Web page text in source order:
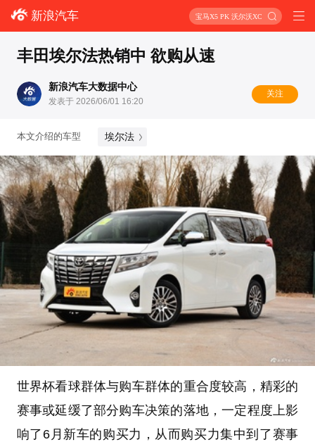
新浪汽车 宝马X5 PK 沃尔沃XC90
丰田埃尔法热销中 欲购从速
新浪汽车大数据中心
发表于 2026/06/01 16:20
关注
本文介绍的车型 埃尔法
世界杯看球群体与购车群体的重合度较高，精彩的
赛事或延缓了部分购车决策的落地，一定程度上影
响了6月新车的购买力，从而购买力集中到了赛事